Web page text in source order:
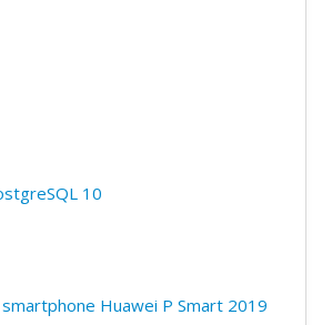
10
smartphone Huawei P Smart 2019